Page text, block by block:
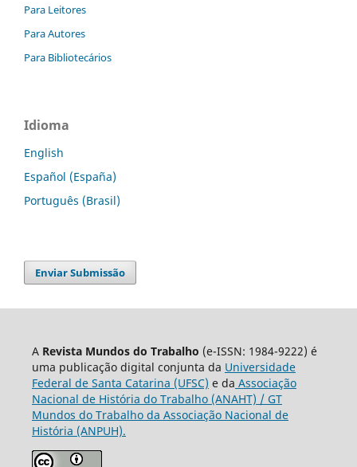
Para Leitores
Para Autores
Para Bibliotecários
Idioma
English
Español (España)
Português (Brasil)
Enviar Submissão
A Revista Mundos do Trabalho (e-ISSN: 1984-9222) é
uma publicação digital conjunta da Universidade
Federal de Santa Catarina (UFSC) e da Associação
Nacional de História do Trabalho (ANAHT) / GT
Mundos do Trabalho da Associação Nacional de
História (ANPUH).